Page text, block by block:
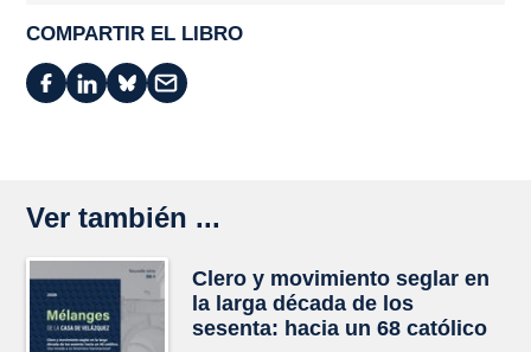
COMPARTIR EL LIBRO
Ver también ...
Clero y movimiento seglar en
la larga década de los
sesenta: hacia un 68 católico